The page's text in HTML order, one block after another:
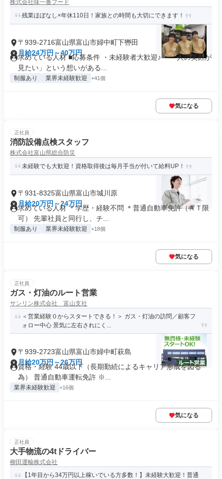
株式会社味一番フード
残業ほぼなし×年休110日！家族との時間も大切にできます！
〒939-2716富山県富山市婦中町下轡田
月給24万円～40万円
求めている人材 ■応募条件 ・未経験者大歓迎♪ ・「人の笑顔が
見たい」という想いがある...
制服あり 業界未経験歓迎 +41個
気になる
正社員
消防設備点検スタッフ
株式会社富山県総合防災
未経験でも大歓迎！資格取得後は毎月手当が付いて給料UP！
〒931-8325富山県富山市城川原
月給20万円～24万円
求めている人材 ＊学歴・経験不問 ＊普通自動車免許（ＡＴ限
可） 先輩社員と同行し、チ...
制服あり 業界未経験歓迎 +18個
気になる
正社員
ガス・灯油のルート営業
サンリン株式会社 富山支社
＜営業経験０からスタートできる！＞ ガス・灯油の訪問／顧客フ
ォロー中心 景気に左右されにく...
〒939-2723富山県富山市婦中町萩島
月給20万円～26万円
資格・経験 44歳以下（長期勤続によるキャリア形成を図る
為） 普通自動車運転免許 ※...
業界未経験歓迎 +16個
気になる
正社員
大手物流の4tドライバー
柳田運輸株式会社
【1年目から34万円以上稼いでいる方多数！】未経験大歓迎！普通